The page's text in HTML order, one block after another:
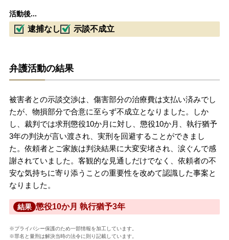
活動後...
逮捕なし 示談不成立
弁護活動の結果
被害者との示談交渉は、傷害部分の治療費は支払い済みでし
たが、物損部分で合意に至らず不成立となりました。しか
し、裁判では求刑懲役10か月に対し、懲役10か月、執行猶予
3年の判決が言い渡され、実刑を回避することができまし
た。依頼者とご家族は判決結果に大変安堵され、涙ぐんで感
謝されていました。客観的な見通しだけでなく、依頼者の不
安な気持ちに寄り添うことの重要性を改めて認識した事案と
なりました。
結果 懲役10か月 執行猶予3年
※プライバシー保護のため一部情報を加工しています。
※罪名と量刑は解決当時の法令に則り記載しています。